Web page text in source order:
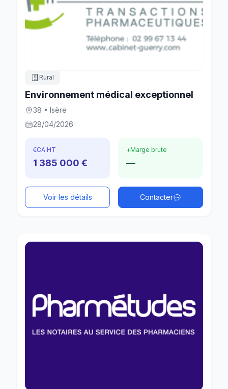
Rural
Environnement médical exceptionnel
38 • Isère
28/04/2026
€CA HT
1 385 000 €
+Marge brute
—
Voir les détails Contacter